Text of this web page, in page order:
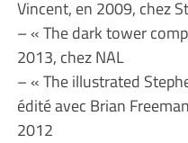
Vincent, en 2009, chez
– « The dark tower
2013, chez NAL
– « The illustrated
édité avec Brian
2012